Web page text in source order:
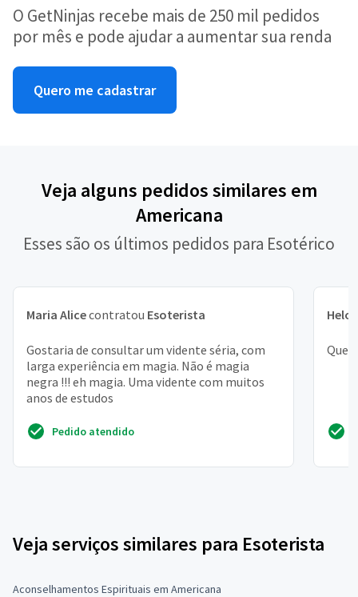
O GetNinjas recebe mais de 250 mil pedidos
por mês e pode ajudar a aumentar sua renda
Quero me cadastrar
Veja alguns pedidos similares em
Americana
Esses são os últimos pedidos para Esotérico
Maria Alicecontratou Esoterista
Gostaria de consultar um vidente séria, com
larga experiência em magia. Não é magia
negra !!! eh magia. Uma vidente com muitos
anos de estudos
Pedido atendido
Veja serviços similares para Esoterista
Aconselhamentos Espirituais em Americana